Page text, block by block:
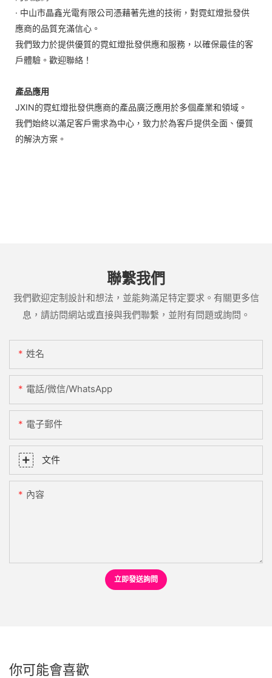
· 中山市晶鑫光電有限公司憑藉著先進的技術，對霓虹燈批發供
應商的品質充滿信心。
我們致力於提供優質的霓虹燈批發供應和服務，以確保最佳的客
戶體驗。歡迎聯絡！
產品應用
JXIN的霓虹燈批發供應商的產品廣泛應用於多個產業和領域。
我們始終以滿足客戶需求為中心，致力於為客戶提供全面、優質
的解決方案。
聯繫我們
我們歡迎定制設計和想法，並能夠滿足特定要求。有關更多信
息，請訪問網站或直接與我們聯繫，並附有問題或詢問。
姓名
電話/微信/WhatsApp
電子郵件
文件
內容
立即發送詢問
你可能會喜歡